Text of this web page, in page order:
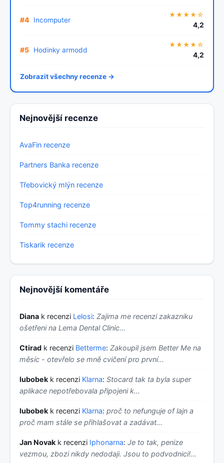
#4 Incomputer
★★★★☆
4,2
#5 Hodinky armodd
★★★★☆
4,2
Zobrazit všechny recenze →
Nejnovější recenze
AvaFin recenze
Partners Banka recenze
Třebovický mlýn recenze
Top4running recenze
Tommy stachi recenze
Tiskarik recenze
Nejnovější komentáře
Diana k recenzi Lelosi: Zajima me recenzi zakazniku
ošetřeni na Lema Dental Clinic...
Ctirad k recenzi Betterme: Zakoupil jsem Better Me na
měsíc - otevřelo se mně cvičení pro první…
lubobek k recenzi Klarna: Stocard tak ta byla super
aplikace nepotřebovala připojeni k…
lubobek k recenzi Klarna: proč to nefunguje of lajn a
proč mam stále se přihlašovat a zadávat…
Jan Novak k recenzi Iphonarna: Je to tak, penize
vezmou, zbozi nikdy nedodaji. Jsou to podvodnici!…